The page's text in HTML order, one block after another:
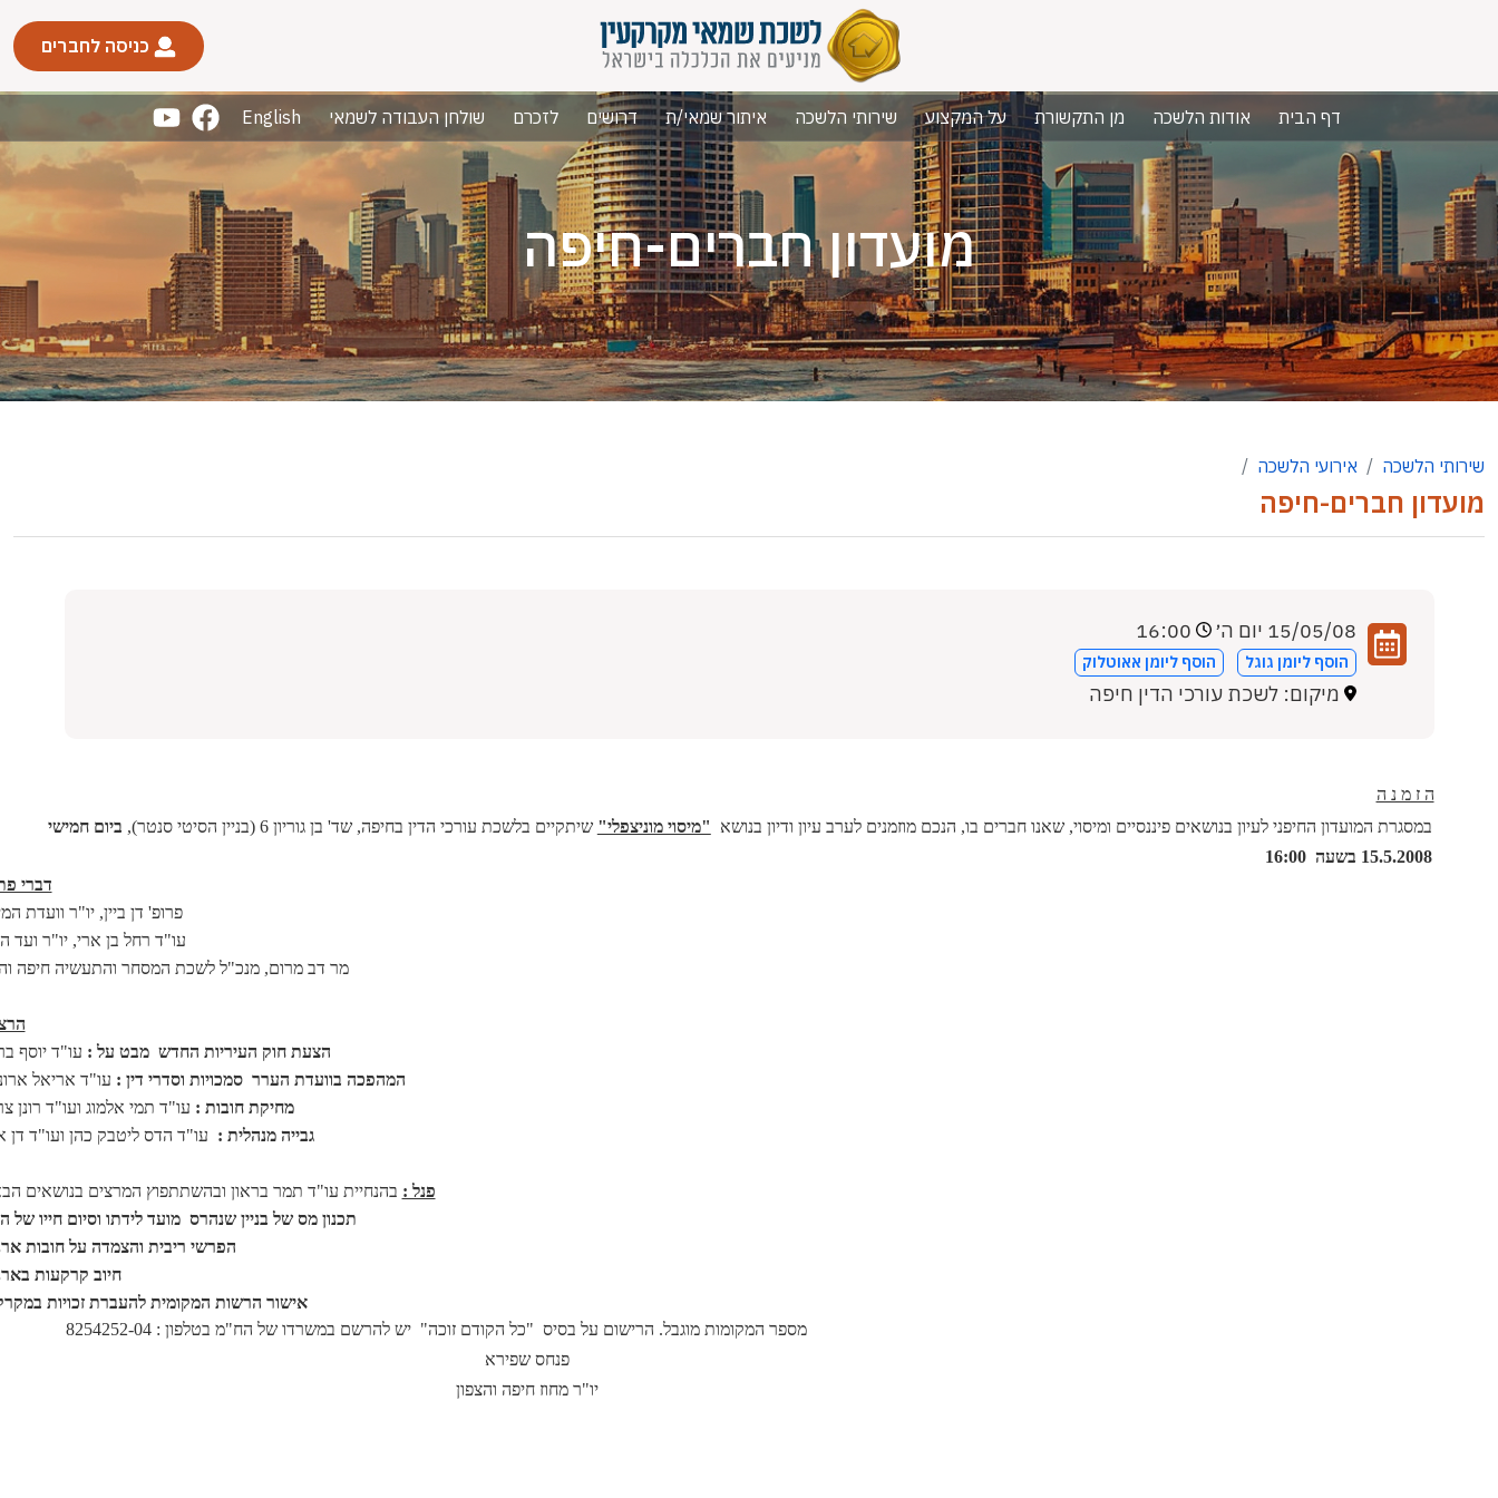
כניסה לחברים
דף הבית אודות הלשכה מן התקשורת על המקצוע שירותי הלשכה איתור שמאי/ת דרושים לזכרם שולחן העבודה לשמאי English
מועדון חברים-חיפה
שירותי הלשכה אירועי הלשכה
מועדון חברים-חיפה
15/05/08 יום ה׳
הוסף ליומן גוגל הוסף ליומן אאוטלוק
מיקום: לשכת עורכי הדין חיפה
ה ז מ נ ה
במסגרת המועדון החיפני לעיון בנושאים פיננסיים ומיסוי, שאנו חברים בו, הנכם מוזמנים לערב עיון ודיון בנושא
"מיסוי מוניצפלי" שיתקיים בלשכת עורכי הדין בחיפה, שד' בן גוריון 6 (בניין הסיטי סנטר),
ביום חמישי
15.5.2008 בשעה
16:00
דברי
פרופ' דן ביין, יו"ר וועדת
עו"ד רחל בן ארי, יו"ר ועד
מר דב מרום, מנכ"ל לשכת המסחר והתעשיה חיפה
הצעת חוק העיריות החדש  מבט על : עו"ד יוסף
המהפכה בוועדת הערר  סמכויות וסדרי דין : עו"ד אריאל
מחיקת חובות : עו"ד תמי אלמוג ועו"ד רונן
גבייה מנהלית : עו"ד הדס ליטבק כהן ועו"ד דן
פנל : בהנחיית עו"ד תמר בראון ובהשתתפוץ המרצים בנושאים
תכנון מס של בניין שנהרס  מועד לידתו וסיום חייו של
הפרשי ריבית והצמדה על חובות
חיוב קרקעות
אישור הרשות המקומית להעברת זכויות
מספר המקומות מוגבל. הרישום על בסיס "כל הקודם זוכה" יש להרשם במשרדו של הח"מ בטלפון : 8254252-04
פנחס שפירא
יו"ר מחוז חיפה והצפון